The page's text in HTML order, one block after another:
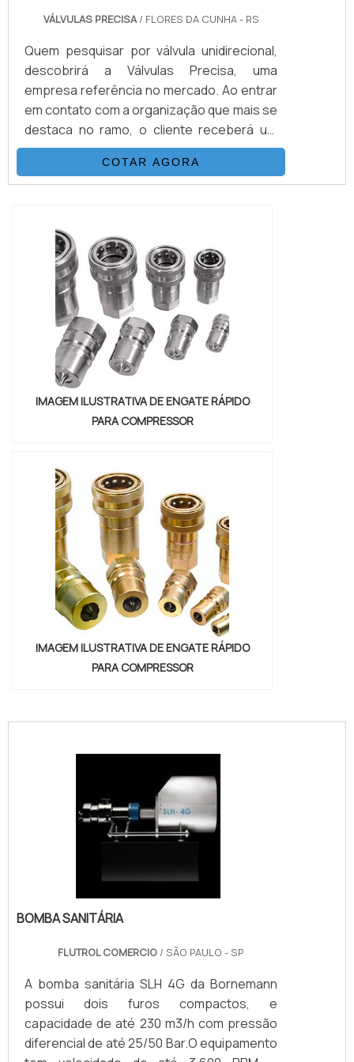
VÁLVULAS PRECISA/ FLORES DA CUNHA - RS
Quem pesquisar por válvula unidirecional,
descobrirá a Válvulas Precisa, uma
empresa referência no mercado. Ao entrar
em contato com a organização que mais se
destaca no ramo, o cliente receberá um
suporte completo para sanar eventuais
dúvidas sobre o produto a ser
adquirido.Quando o interesse é por válvula
profissionais da Válvulas Precisa o cliente
encontrará excelente custo-benefício e
diversas opções d...
COTAR AGORA
IMAGEM ILUSTRATIVA DE ENGATE RÁPIDO
PARA COMPRESSOR
IMAGEM ILUSTRATIVA DE ENGATE RÁPIDO
PARA COMPRESSOR
BOMBA SANITÁRIA
FLUTROL COMERCIO / SÃO PAULO - SP
A bomba sanitária SLH 4G da Bornemann
possui dois furos compactos, e
capacidade de até 230 m3/h com pressão
diferencial de até 25/50 Bar.O equipamento